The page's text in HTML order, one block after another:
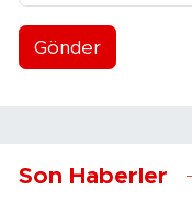
Gönder
Son Haberler